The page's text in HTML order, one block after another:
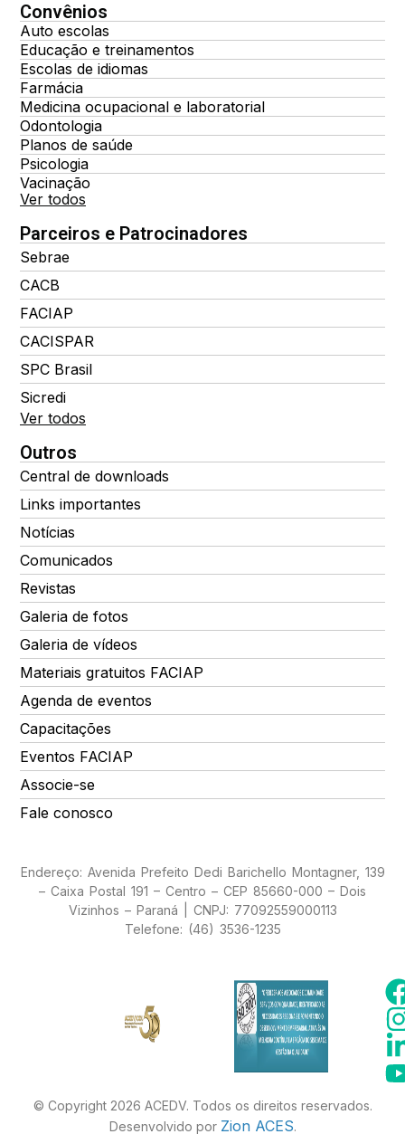
Convênios
Auto escolas
Educação e treinamentos
Escolas de idiomas
Farmácia
Medicina ocupacional e laboratorial
Odontologia
Planos de saúde
Psicologia
Vacinação
Ver todos
Parceiros e Patrocinadores
Sebrae
CACB
FACIAP
CACISPAR
SPC Brasil
Sicredi
Ver todos
Outros
Central de downloads
Links importantes
Notícias
Comunicados
Revistas
Galeria de fotos
Galeria de vídeos
Materiais gratuitos FACIAP
Agenda de eventos
Capacitações
Eventos FACIAP
Associe-se
Fale conosco
Endereço: Avenida Prefeito Dedi Barichello Montagner, 139
– Caixa Postal 191 – Centro – CEP 85660-000 – Dois
Vizinhos – Paraná | CNPJ: 77092559000113
Telefone: (46) 3536-1235
© Copyright 2026 ACEDV. Todos os direitos reservados.
Desenvolvido por Zion ACES.